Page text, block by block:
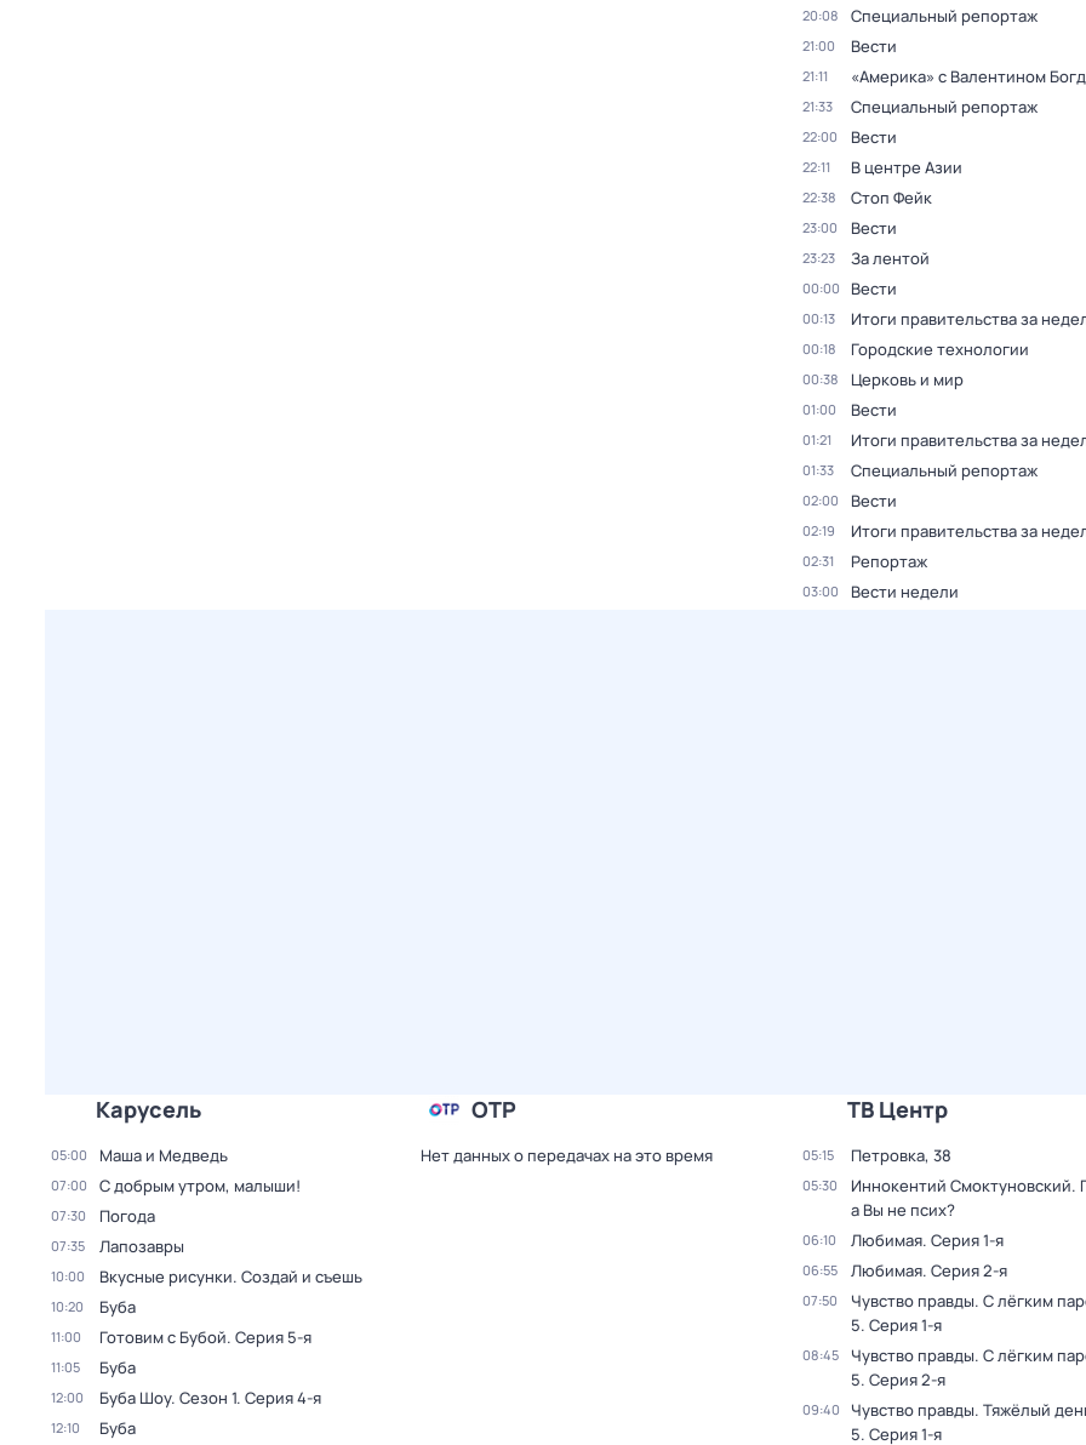
20:08 Специальный репортаж
21:00 Вести
21:11 «Америка» с Валентином
21:33 Специальный репортаж
22:00 Вести
22:11 В центре Азии
22:38 Стоп Фейк
23:00 Вести
23:23 За лентой
00:00 Вести
00:13 Итоги правительства за
00:18 Городские технологии
00:38 Церковь и мир
01:00 Вести
01:21 Итоги правительства за
01:33 Специальный репортаж
02:00 Вести
02:19 Итоги правительства за
02:31 Репортаж
03:00 Вести недели
Карусель
05:00 Маша и Медведь
07:00 С добрым утром, малыши!
07:30 Погода
07:35 Лапозавры
10:00 Вкусные рисунки. Создай и съешь
10:20 Буба
11:00 Готовим с Бубой. Серия 5-я
11:05 Буба
12:00 Буба Шоу. Сезон 1. Серия 4-я
12:10 Буба
ОТР
Нет данных о передачах на это время
ТВ Центр
05:15 Петровка, 38
05:30
Иннокентий Смоктуновский.
а Вы не псих?
06:10 Любимая. Серия 1-я
06:55 Любимая. Серия 2-я
07:50 Чувство правды. С лёгким
5. Серия 1-я
08:45 Чувство правды. С лёгким
5. Серия 2-я
09:40 Чувство правды. Тяжёлый
5. Серия 1-я